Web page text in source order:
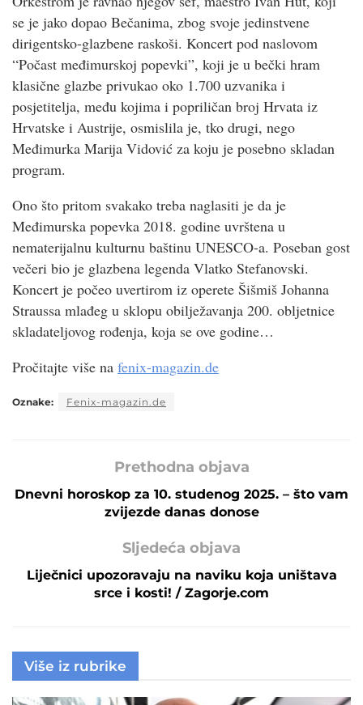
se je jako dopao Bečanima, zbog svoje jedinstvene
dirigentsko-glazbene raskoši. Koncert pod naslovom
“Počast međimurskoj popevki”, koji je u bečki hram
klasične glazbe privukao oko 1.700 uzvanika i
posjetitelja, među kojima i popriličan broj Hrvata iz
Hrvatske i Austrije, osmislila je, tko drugi, nego
Međimurka Marija Vidović za koju je posebno skladan
program.
Ono što pritom svakako treba naglasiti je da je
Međimurska popevka 2018. godine uvrštena u
nematerijalnu kulturnu baštinu UNESCO-a. Poseban gost
večeri bio je glazbena legenda Vlatko Stefanovski.
Koncert je počeo uvertirom iz operete Šišmiš Johanna
Straussa mlađeg u sklopu obilježavanja 200. obljetnice
skladateljovog rođenja, koja se ove godine…
Pročitajte više na fenix-magazin.de
Oznake: Fenix-magazin.de
Prethodna objava
Dnevni horoskop za 10. studenog 2025. – što vam
zvijezde danas donose
Sljedeća objava
Liječnici upozoravaju na naviku koja uništava
srce i kosti! / Zagorje.com
Više iz rubrike